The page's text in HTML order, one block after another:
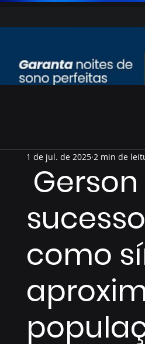
como
1 de jul. de 2025 2 min de